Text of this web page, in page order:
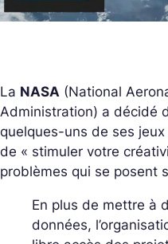
La NASA (National
Administration) a décidé
quelques-uns de ses
de « stimuler votre
problèmes qui se posent
En plus de mettre à
données,